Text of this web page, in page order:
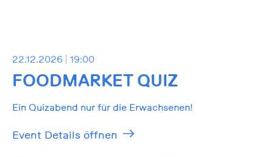
22.12.2026 19:00
FOODMARKET QUIZ
Ein Quizabend nur für die Erwachsenen!
Event Details öffnen